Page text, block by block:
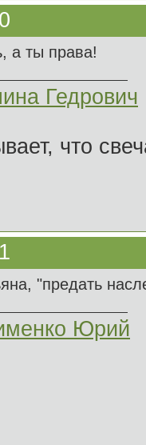
а ты права!
Гедрович
что
"предать
Юрий